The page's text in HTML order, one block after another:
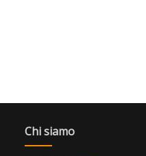
Chi siamo